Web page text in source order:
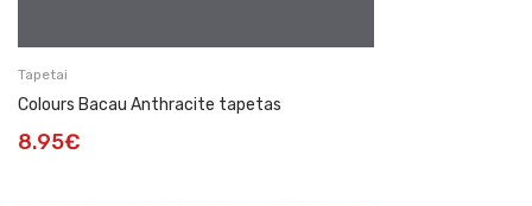
Tapetai
Colours Bacau Anthracite tapetas
8.95€